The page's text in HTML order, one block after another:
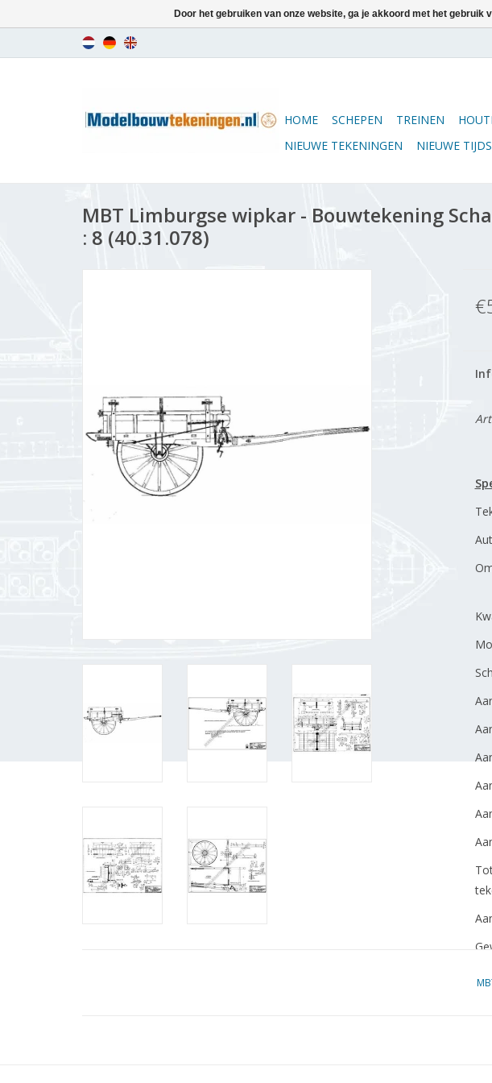
HOME SCHEPEN TREINEN
NIEUWE TEKENINGEN
NIEUWE
MBT Limburgse wipkar - Bouwtekening
: 8 (40.31.078)
Door het gebruiken van onze website, ga je akkoord met het gebruik